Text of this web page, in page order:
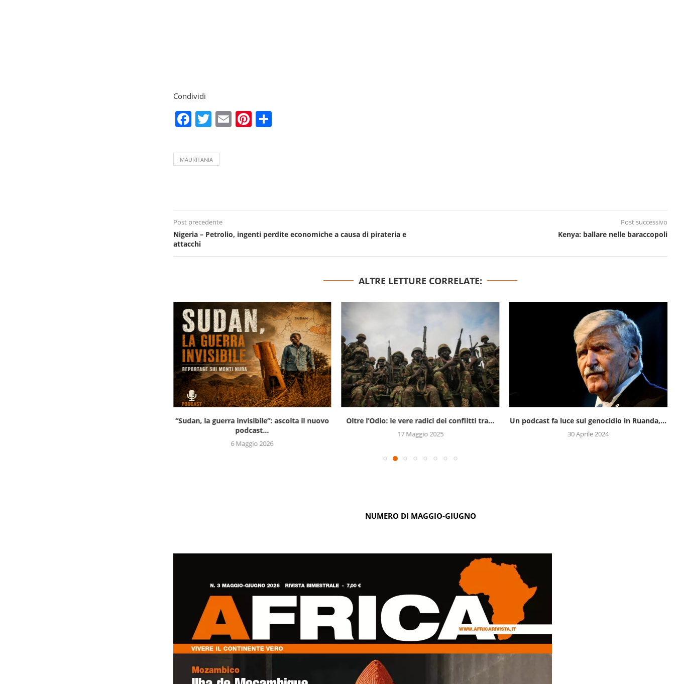
Condividi
Facebook
Twitter
EmailPinterest
MAURITANIA
Post precedente
Nigeria – Petrolio, ingenti perdite economiche a causa di pirateria e
attacchi
Post successivo
Kenya: ballare nelle baraccopoli
ALTRE LETTURE CORRELATE:
“Sudan, la guerra invisibile”: ascolta il nuovo
podcast...
6 Maggio 2026
Oltre l’Odio: le vere radici dei conflitti tra...
17 Maggio 2025
Un podcast fa luce sul genocidio in Ruanda,...
30 Aprile 2024
NUMERO DI MAGGIO-GIUGNO